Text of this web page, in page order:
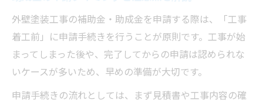
外壁塗装工事の補助金・助成金を申請する際は、「工事
着工前」に申請手続きを行うことが原則です。工事が始
まってしまった後や、完了してからの申請は認められな
いケースが多いため、早めの準備が大切です。
申請手続きの流れとしては、まず見積書や工事内容の確